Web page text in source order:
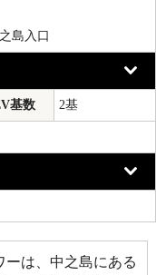
島入口
基数 2基
は、中之島にある